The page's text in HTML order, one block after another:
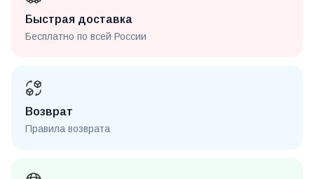
Быстрая доставка
Бесплатно по всей России
Возврат
Правила возврата